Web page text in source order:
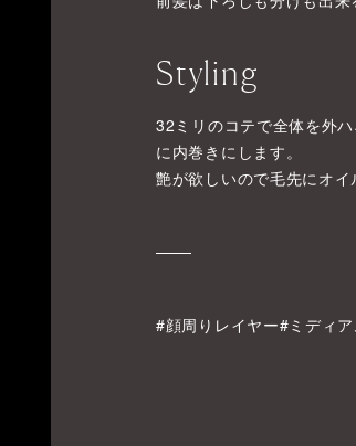
Styling
32ミリのコテで全体を外
に内巻きにします。
艶が欲しいので毛先にオ
#顔周りレイヤー#ミディ